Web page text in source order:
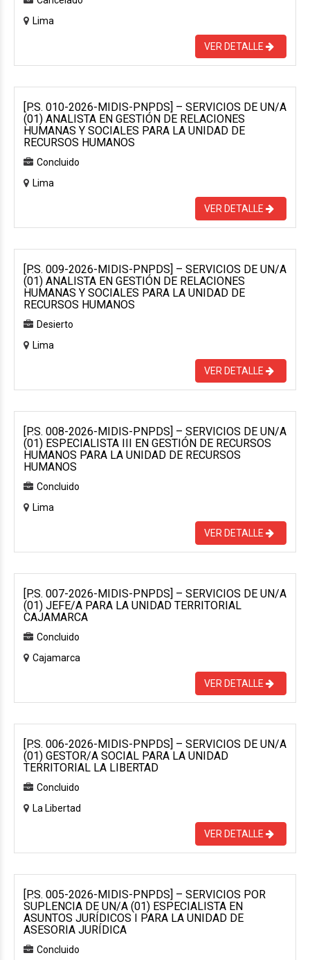
Lima
VER DETALLE
[P.S. 010-2026-MIDIS-PNPDS] – SERVICIOS DE UN/A
(01) ANALISTA EN GESTIÓN DE RELACIONES
HUMANAS Y SOCIALES PARA LA UNIDAD DE
RECURSOS HUMANOS
Concluido
Lima
VER DETALLE
[P.S. 009-2026-MIDIS-PNPDS] – SERVICIOS DE UN/A
(01) ANALISTA EN GESTIÓN DE RELACIONES
HUMANAS Y SOCIALES PARA LA UNIDAD DE
RECURSOS HUMANOS
Desierto
Lima
VER DETALLE
[P.S. 008-2026-MIDIS-PNPDS] – SERVICIOS DE UN/A
(01) ESPECIALISTA III EN GESTIÓN DE RECURSOS
HUMANOS PARA LA UNIDAD DE RECURSOS
HUMANOS
Concluido
Lima
VER DETALLE
[P.S. 007-2026-MIDIS-PNPDS] – SERVICIOS DE UN/A
(01) JEFE/A PARA LA UNIDAD TERRITORIAL
CAJAMARCA
Concluido
Cajamarca
VER DETALLE
[P.S. 006-2026-MIDIS-PNPDS] – SERVICIOS DE UN/A
(01) GESTOR/A SOCIAL PARA LA UNIDAD
TERRITORIAL LA LIBERTAD
Concluido
La Libertad
VER DETALLE
[P.S. 005-2026-MIDIS-PNPDS] – SERVICIOS POR
SUPLENCIA DE UN/A (01) ESPECIALISTA EN
ASUNTOS JURÍDICOS I PARA LA UNIDAD DE
ASESORIA JURÍDICA
Concluido